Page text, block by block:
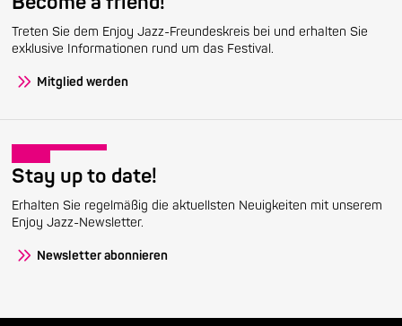
Treten Sie dem Enjoy Jazz-Freundeskreis bei und erhalten Sie
exklusive Informationen rund um das Festival.
Mitglied werden
Stay up to date!
Erhalten Sie regelmäßig die aktuellsten Neuigkeiten mit unserem
Enjoy Jazz-Newsletter.
Newsletter abonnieren